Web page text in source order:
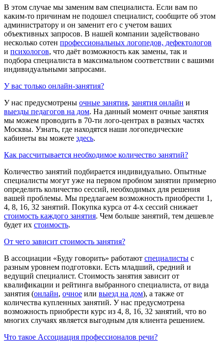
В этом случае мы заменим вам специалиста. Если вам по
каким-то причинам не подошел специалист, сообщите об этом
администратору и он заменит его с учетом ваших
объективных запросов. В нашей компании задействовано
несколько сотен профессиональных логопедов, дефектологов
и психологов, что даёт возможность как замены, так и
подбора специалиста в максимальном соответствии с вашими
индивидуальными запросами.
У вас только онлайн-занятия?
У нас предусмотрены очные занятия, занятия онлайн и
выезды педагогов на дом. На данный момент очные занятия
мы можем проводить в 70-ти лого-центрах в разных частях
Москвы. Узнать, где находятся наши логопедические
кабинеты вы можете здесь.
Как рассчитывается необходимое количество занятий?
Количество занятий подбирается индивидуально. Опытные
специалисты могут уже на первом пробном занятии примерно
определить количество сессий, необходимых для решения
вашей проблемы. Мы предлагаем возможность приобрести 1,
4, 8, 16, 32 занятий. Покупка курса от 4-х сессий снижает
стоимость каждого занятия. Чем больше занятий, тем дешевле
будет их стоимость.
От чего зависит стоимость занятия?
В ассоциации «Буду говорить» работают специалисты с
разным уровнем подготовки. Есть младший, средний и
ведущий специалист. Стоимость занятия зависит от
квалификации и рейтинга выбранного специалиста, от вида
занятия (онлайн, очное или выезд на дом), а также от
количества купленных занятий. У нас предусмотрена
возможность приобрести курс из 4, 8, 16, 32 занятий, что во
многих случаях является выгодным для клиента решением.
Что такое Ассоциация профессионалов речи?